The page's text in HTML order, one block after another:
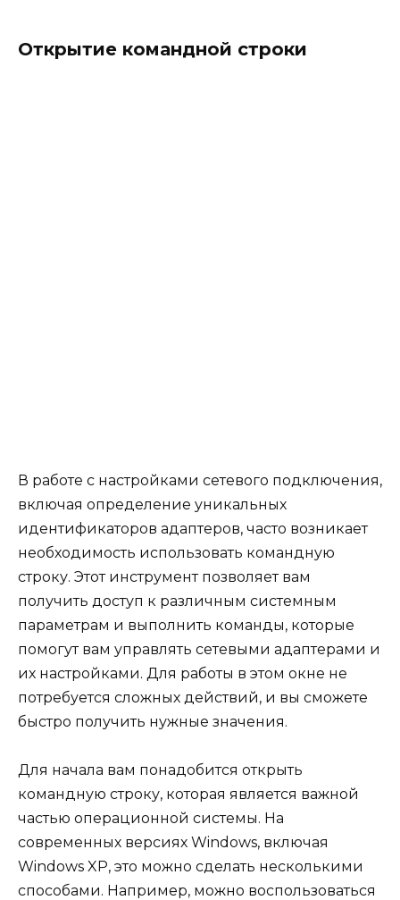
Открытие командной строки
В работе с настройками сетевого подключения,
включая определение уникальных
идентификаторов адаптеров, часто возникает
необходимость использовать командную
строку. Этот инструмент позволяет вам
получить доступ к различным системным
параметрам и выполнить команды, которые
помогут вам управлять сетевыми адаптерами и
их настройками. Для работы в этом окне не
потребуется сложных действий, и вы сможете
быстро получить нужные значения.
Для начала вам понадобится открыть
командную строку, которая является важной
частью операционной системы. На
современных версиях Windows, включая
Windows XP, это можно сделать несколькими
способами. Например, можно воспользоваться